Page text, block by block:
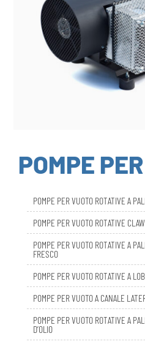
POMPE
POMPE PER VUOTO ROTATIVE CLAW
POMPE PER VUOTO ROTATIVE A
FRESCO
POMPE PER VUOTO ROTATIVE A LOBI
POMPE PER VUOTO A CANALE
POMPE PER VUOTO ROTATIVE A
D’OLIO
DBL SMART